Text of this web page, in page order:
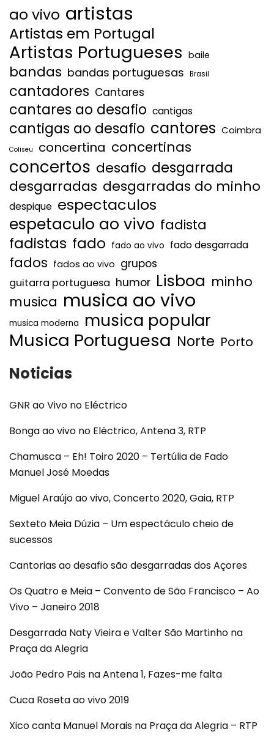
ao vivo artistas
Artistas em Portugal
Artistas Portugueses baile
bandas bandas portuguesas Brasil
cantadores Cantares
cantares ao desafio cantigas
cantigas ao desafio cantores Coimbra
Coliseu concertina concertinas
concertos desafio desgarrada
desgarradas desgarradas do minho
despique espectaculos
espetaculo ao vivo fadista
fadistas fado fado ao vivo fado desgarrada
fados fados ao vivo grupos
guitarra portuguesa humor Lisboa minho
musica musica ao vivo
musica moderna musica popular
Musica Portuguesa Norte Porto
Noticias
GNR ao Vivo no Eléctrico
Bonga ao vivo no Eléctrico, Antena 3, RTP
Chamusca – Eh! Toiro 2020 – Tertúlia de Fado
Manuel José Moedas
Miguel Araújo ao vivo, Concerto 2020, Gaia, RTP
Sexteto Meia Dúzia – Um espectáculo cheio de
sucessos
Cantorias ao desafio são desgarradas dos Açores
Os Quatro e Meia – Convento de São Francisco – Ao
Vivo – Janeiro 2018
Desgarrada Naty Vieira e Valter São Martinho na
Praça da Alegria
João Pedro Pais na Antena 1, Fazes-me falta
Cuca Roseta ao vivo 2019
Xico canta Manuel Morais na Praça da Alegria – RTP